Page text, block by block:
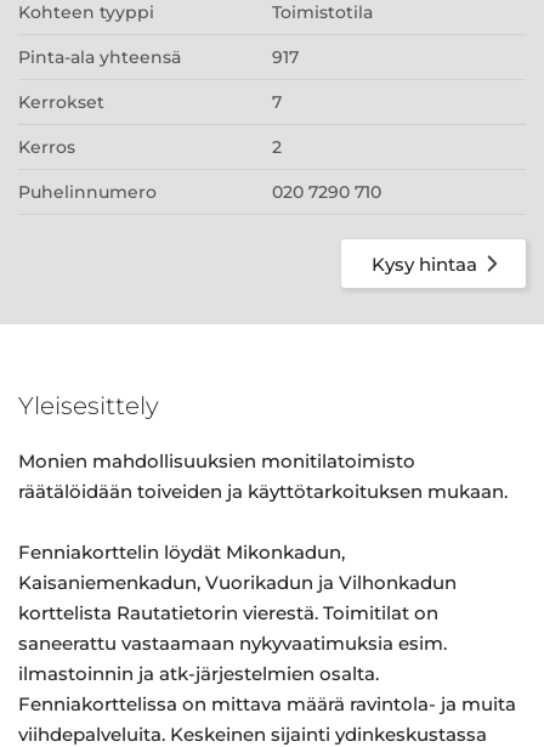
Kohteen tyyppi Toimistotila
Pinta-ala yhteensä 917
Kerrokset 7
Kerros 2
Puhelinnumero 020 7290 710
Kysy hintaa
Yleisesittely
Monien mahdollisuuksien monitilatoimisto
räätälöidään toiveiden ja käyttötarkoituksen mukaan.
Fenniakorttelin löydät Mikonkadun,
Kaisaniemenkadun, Vuorikadun ja Vilhonkadun
korttelista Rautatietorin vierestä. Toimitilat on
saneerattu vastaamaan nykyvaatimuksia esim.
ilmastoinnin ja atk-järjestelmien osalta.
Fenniakorttelissa on mittava määrä ravintola- ja muita
viihdepalveluita. Keskeinen sijainti ydinkeskustassa